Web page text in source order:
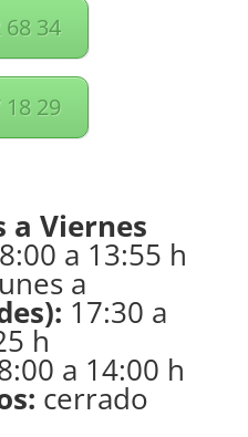
34
29
a Viernes
a 13:55 h
a
17:30 a
h
a 14:00 h
cerrado